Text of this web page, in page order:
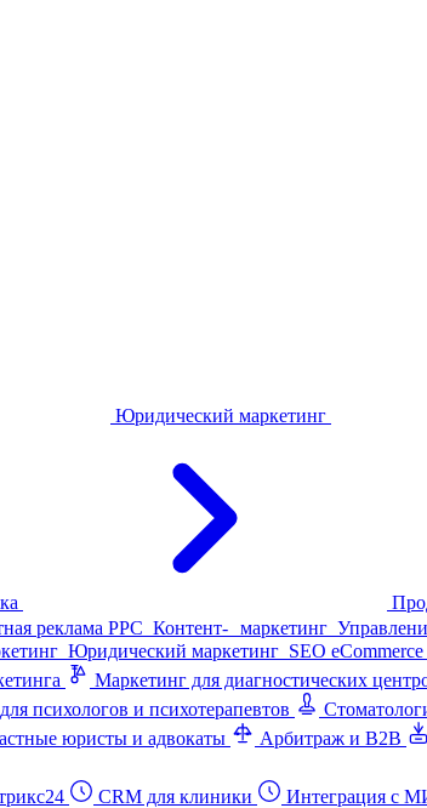
Юридический маркетинг
реклама PPC Контент- маркетинг
Юридический маркетинг SEO eCommerce
Маркетинг для диагностических
психологов и психотерапевтов
юристы и адвокаты Арбитраж и B2B
CRM для клиники Интеграция с